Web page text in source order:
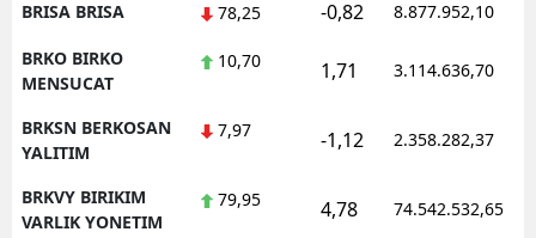
BRISA BRISA 78,25 -0,82 8.877.952,10
BRKO BIRKO
MENSUCAT
10,70 1,71 3.114.636,70
BRKSN BERKOSAN
YALITIM
7,97 -1,12 2.358.282,37
BRKVY BIRIKIM
VARLIK YONETIM
79,95 4,78 74.542.532,65